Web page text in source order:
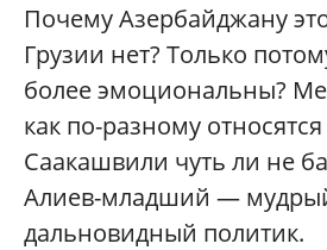
Почему Азербайджану
Грузии нет? Только
более эмоциональны?
как по-разному
Саакашвили чуть ли не
Алиев-младший —
дальновидный политик.